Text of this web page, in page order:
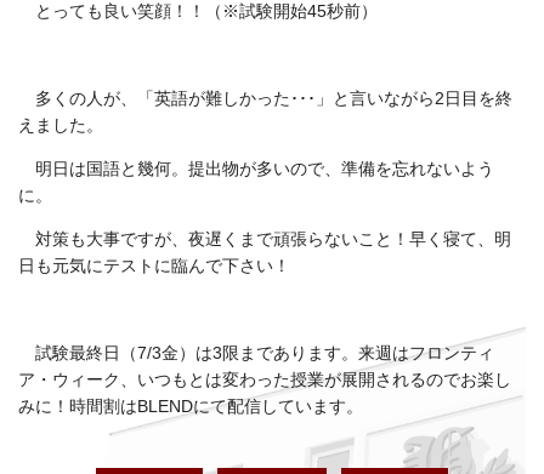
とっても良い笑顔！！（※試験開始45秒前）
多くの人が、「英語が難しかった･･･」と言いながら2日目を終
えました。
明日は国語と幾何。提出物が多いので、準備を忘れないよう
に。
対策も大事ですが、夜遅くまで頑張らないこと！早く寝て、明
日も元気にテストに臨んで下さい！
試験最終日（7/3金）は3限まであります。来週はフロンティ
ア・ウィーク、いつもとは変わった授業が展開されるのでお楽し
みに！時間割はBLENDにて配信しています。